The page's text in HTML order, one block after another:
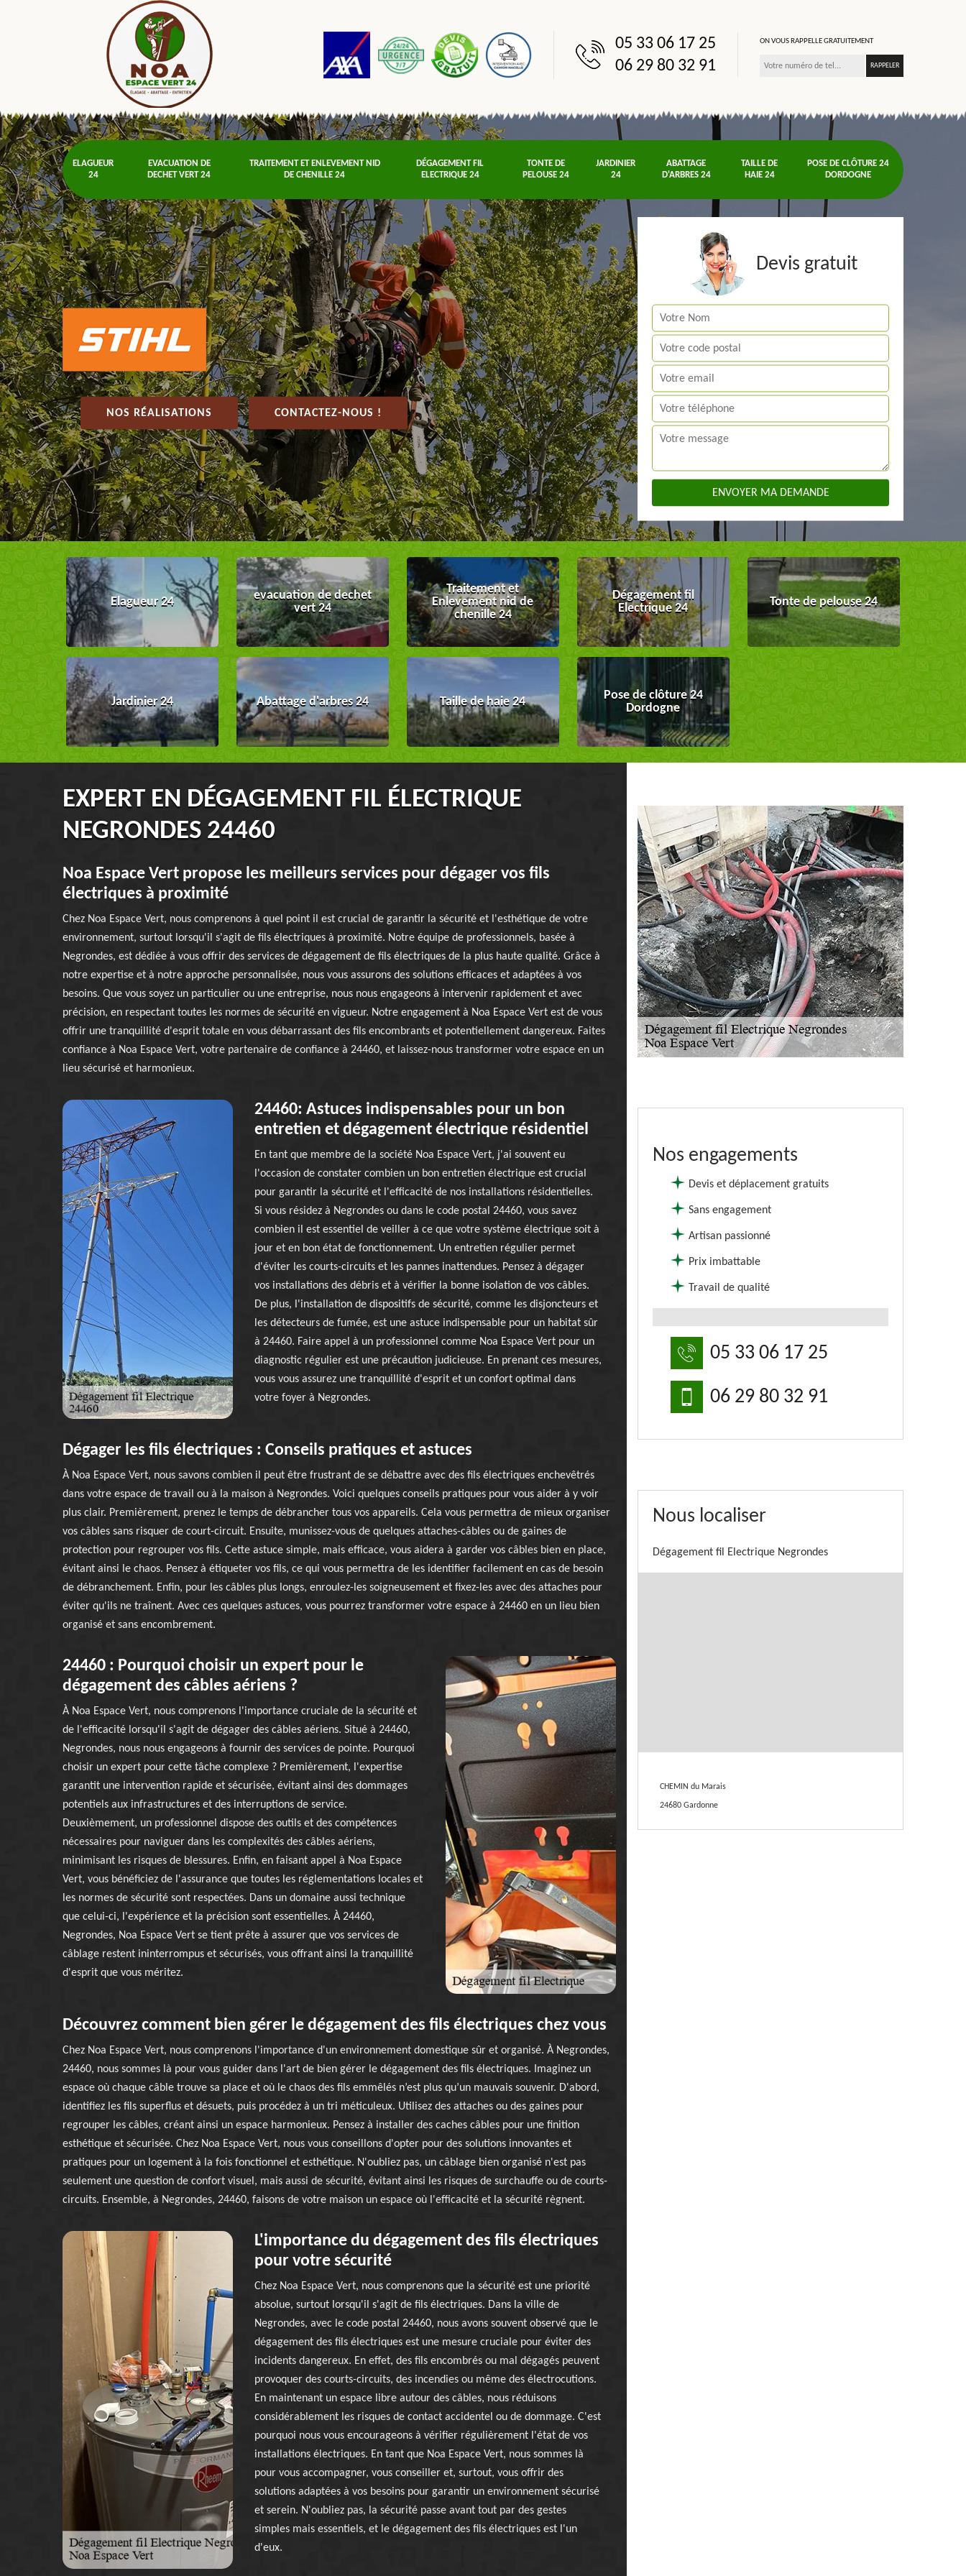
05 33 06 17 25
06 29 80 32 91
ON VOUS RAPPELLE GRATUITEMENT
ELAGUEUR
24
EVACUATION DE
DECHET VERT 24
TRAITEMENT ET ENLEVEMENT NID
DE CHENILLE 24
DÉGAGEMENT FIL
ELECTRIQUE 24
TONTE DE
PELOUSE 24
JARDINIER
24
ABATTAGE
D'ARBRES 24
TAILLE DE
HAIE 24
POSE DE CLÔTURE 24
DORDOGNE
NOS RÉALISATIONS CONTACTEZ-NOUS !
Devis gratuit
Elagueur 24
evacuation de dechet
vert 24
Traitement et
Enlevement nid de
chenille 24
Dégagement fil
Electrique 24
Tonte de pelouse 24
Jardinier 24 Abattage d'arbres 24 Taille de haie 24
Pose de clôture 24
Dordogne
EXPERT EN DÉGAGEMENT FIL ÉLECTRIQUE
NEGRONDES 24460
Noa Espace Vert propose les meilleurs services pour dégager vos fils
électriques à proximité
Chez Noa Espace Vert, nous comprenons à quel point il est crucial de garantir la sécurité et l'esthétique de votre
environnement, surtout lorsqu'il s'agit de fils électriques à proximité. Notre équipe de professionnels, basée à
Negrondes, est dédiée à vous offrir des services de dégagement de fils électriques de la plus haute qualité. Grâce à
notre expertise et à notre approche personnalisée, nous vous assurons des solutions efficaces et adaptées à vos
besoins. Que vous soyez un particulier ou une entreprise, nous nous engageons à intervenir rapidement et avec
précision, en respectant toutes les normes de sécurité en vigueur. Notre engagement à Noa Espace Vert est de vous
offrir une tranquillité d'esprit totale en vous débarrassant des fils encombrants et potentiellement dangereux. Faites
confiance à Noa Espace Vert, votre partenaire de confiance à 24460, et laissez-nous transformer votre espace en un
lieu sécurisé et harmonieux.
24460: Astuces indispensables pour un bon
entretien et dégagement électrique résidentiel
En tant que membre de la société Noa Espace Vert, j'ai souvent eu
l'occasion de constater combien un bon entretien électrique est crucial
pour garantir la sécurité et l'efficacité de nos installations résidentielles.
Si vous résidez à Negrondes ou dans le code postal 24460, vous savez
combien il est essentiel de veiller à ce que votre système électrique soit à
jour et en bon état de fonctionnement. Un entretien régulier permet
d'éviter les courts-circuits et les pannes inattendues. Pensez à dégager
vos installations des débris et à vérifier la bonne isolation de vos câbles.
De plus, l'installation de dispositifs de sécurité, comme les disjoncteurs et
les détecteurs de fumée, est une astuce indispensable pour un habitat sûr
à 24460. Faire appel à un professionnel comme Noa Espace Vert pour un
diagnostic régulier est une précaution judicieuse. En prenant ces mesures,
vous vous assurez une tranquillité d'esprit et un confort optimal dans
votre foyer à Negrondes.
Dégager les fils électriques : Conseils pratiques et astuces
À Noa Espace Vert, nous savons combien il peut être frustrant de se débattre avec des fils électriques enchevêtrés
dans votre espace de travail ou à la maison à Negrondes. Voici quelques conseils pratiques pour vous aider à y voir
plus clair. Premièrement, prenez le temps de débrancher tous vos appareils. Cela vous permettra de mieux organiser
vos câbles sans risquer de court-circuit. Ensuite, munissez-vous de quelques attaches-câbles ou de gaines de
protection pour regrouper vos fils. Cette astuce simple, mais efficace, vous aidera à garder vos câbles bien en place,
évitant ainsi le chaos. Pensez à étiqueter vos fils, ce qui vous permettra de les identifier facilement en cas de besoin
de débranchement. Enfin, pour les câbles plus longs, enroulez-les soigneusement et fixez-les avec des attaches pour
éviter qu'ils ne traînent. Avec ces quelques astuces, vous pourrez transformer votre espace à 24460 en un lieu bien
organisé et sans encombrement.
24460 : Pourquoi choisir un expert pour le
dégagement des câbles aériens ?
À Noa Espace Vert, nous comprenons l'importance cruciale de la sécurité et
de l'efficacité lorsqu'il s'agit de dégager des câbles aériens. Situé à 24460,
Negrondes, nous nous engageons à fournir des services de pointe. Pourquoi
choisir un expert pour cette tâche complexe ? Premièrement, l'expertise
garantit une intervention rapide et sécurisée, évitant ainsi des dommages
potentiels aux infrastructures et des interruptions de service.
Deuxièmement, un professionnel dispose des outils et des compétences
nécessaires pour naviguer dans les complexités des câbles aériens,
minimisant les risques de blessures. Enfin, en faisant appel à Noa Espace
Vert, vous bénéficiez de l'assurance que toutes les réglementations locales et
les normes de sécurité sont respectées. Dans un domaine aussi technique
que celui-ci, l'expérience et la précision sont essentielles. À 24460,
Negrondes, Noa Espace Vert se tient prête à assurer que vos services de
câblage restent ininterrompus et sécurisés, vous offrant ainsi la tranquillité
d'esprit que vous méritez.
Découvrez comment bien gérer le dégagement des fils électriques chez vous
Chez Noa Espace Vert, nous comprenons l'importance d'un environnement domestique sûr et organisé. À Negrondes,
24460, nous sommes là pour vous guider dans l'art de bien gérer le dégagement des fils électriques. Imaginez un
espace où chaque câble trouve sa place et où le chaos des fils emmêlés n’est plus qu’un mauvais souvenir. D'abord,
identifiez les fils superflus et désuets, puis procédez à un tri méticuleux. Utilisez des attaches ou des gaines pour
regrouper les câbles, créant ainsi un espace harmonieux. Pensez à installer des caches câbles pour une finition
esthétique et sécurisée. Chez Noa Espace Vert, nous vous conseillons d'opter pour des solutions innovantes et
pratiques pour un logement à la fois fonctionnel et esthétique. N'oubliez pas, un câblage bien organisé n'est pas
seulement une question de confort visuel, mais aussi de sécurité, évitant ainsi les risques de surchauffe ou de courts-
circuits. Ensemble, à Negrondes, 24460, faisons de votre maison un espace où l'efficacité et la sécurité règnent.
L'importance du dégagement des fils électriques
pour votre sécurité
Chez Noa Espace Vert, nous comprenons que la sécurité est une priorité
absolue, surtout lorsqu'il s'agit de fils électriques. Dans la ville de
Negrondes, avec le code postal 24460, nous avons souvent observé que le
dégagement des fils électriques est une mesure cruciale pour éviter des
incidents dangereux. En effet, des fils encombrés ou mal dégagés peuvent
provoquer des courts-circuits, des incendies ou même des électrocutions.
En maintenant un espace libre autour des câbles, nous réduisons
considérablement les risques de contact accidentel ou de dommage. C'est
pourquoi nous vous encourageons à vérifier régulièrement l'état de vos
installations électriques. En tant que Noa Espace Vert, nous sommes là
pour vous accompagner, vous conseiller et, surtout, vous offrir des
solutions adaptées à vos besoins pour garantir un environnement sécurisé
et serein. N'oubliez pas, la sécurité passe avant tout par des gestes
simples mais essentiels, et le dégagement des fils électriques est l'un
d'eux.
Nos engagements
Devis et déplacement gratuits
Sans engagement
Artisan passionné
Prix imbattable
Travail de qualité
05 33 06 17 25
06 29 80 32 91
Nous localiser
Dégagement fil Electrique Negrondes
CHEMIN du Marais
24680 Gardonne